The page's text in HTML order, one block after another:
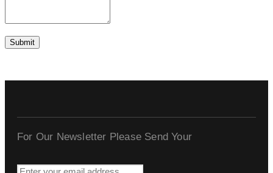
For Our Newsletter Please Send Your